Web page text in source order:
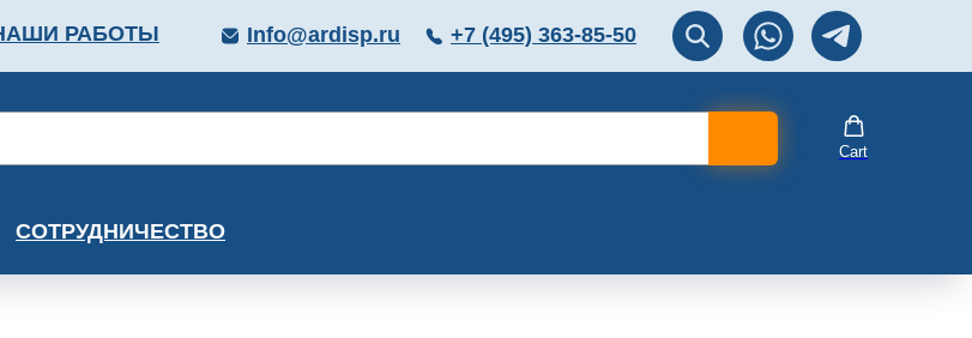
Перезвоните мне!
РАБОТЫ +7 (495) 363-85-50
Info@ardisp.ru
Cart
СОТРУДНИЧЕСТВО